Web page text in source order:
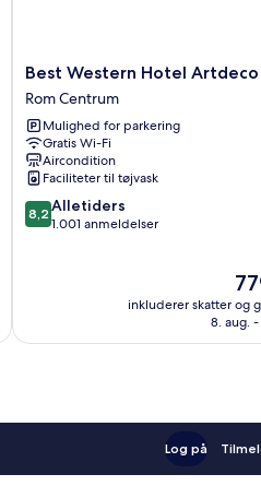
Best
Western
Hotel
Artdeco
Rom
Centrum
Best Western Hotel Artdeco
Rom Centrum
Mulighed for parkering
Gratis Wi-Fi
Aircondition
Faciliteter til tøjvask
8.2
ud
8,2 Alletiders
1.001 anmeldelser
inkluderer skatter og
8. aug.
Log på